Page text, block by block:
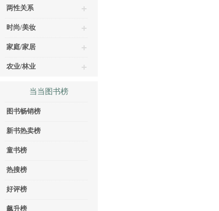
两性关系
时尚/美妆
家庭/家居
农业/林业
当当图书榜
图书畅销榜
新书热卖榜
童书榜
热搜榜
好评榜
飙升榜